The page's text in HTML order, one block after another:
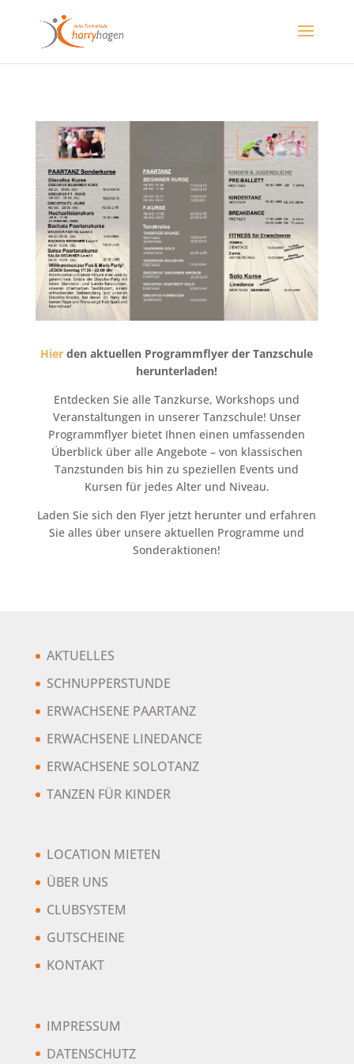
Hier den aktuellen Programmflyer der Tanzschule
herunterladen!
Entdecken Sie alle Tanzkurse, Workshops und
Veranstaltungen in unserer Tanzschule! Unser
Programmflyer bietet Ihnen einen umfassenden
Überblick über alle Angebote – von klassischen
Tanzstunden bis hin zu speziellen Events und
Kursen für jedes Alter und Niveau.
Laden Sie sich den Flyer jetzt herunter und erfahren
Sie alles über unsere aktuellen Programme und
Sonderaktionen!
AKTUELLES
SCHNUPPERSTUNDE
ERWACHSENE PAARTANZ
ERWACHSENE LINEDANCE
ERWACHSENE SOLOTANZ
TANZEN FÜR KINDER
LOCATION MIETEN
ÜBER UNS
CLUBSYSTEM
GUTSCHEINE
KONTAKT
IMPRESSUM
DATENSCHUTZ